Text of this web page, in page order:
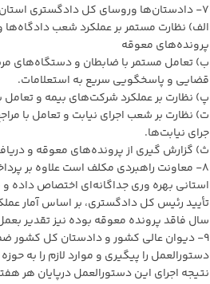
۷- دادستان‌ها وروسای کل دادگستری استان‌ها حسب مورد نسبت به موارد زیر اقدام لازم را انجام می‌دهند:
الف) نظارت مستمر بر عملکرد شعب
پرونده‌های معوقه
ب) تعامل مستمر با ضابطان و دستگاه‌های
قضایی و پاسخگویی سریع به استعلامات.
پ) نظارت بر عملکرد شرکت‌های بیمه و تعامل
ت) نظارت بر شعب اجرای نیابت و تعامل با
جرای نیابت‌ها.
ث) گزارش گیری از پرونده‌های معوقه و
۸- معاونت راهبردی مکلف است علاوه بر
استانی بهره وری جداگانه‌ای اختصاص داده
تأیید رئیس کل دادگستری، بر اساس آمار
سال فاقد پرونده معوقه بوده نیز تقدیر
۹- دیوان عالی کشور و دادستان کل کشور
دستورالعمل را پیگیری و موارد لازم را به
نتیجه اجرای این دستورالعمل درپایان هر